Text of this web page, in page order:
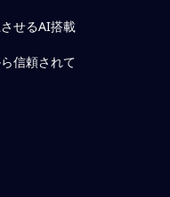
せるAI搭載
信頼されて